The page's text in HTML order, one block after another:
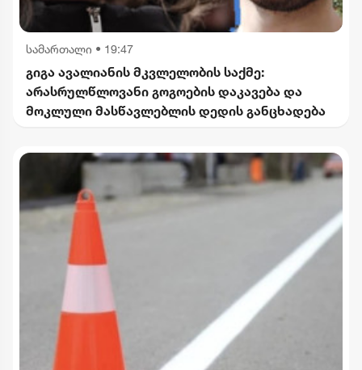
სამართალი • 19:47
გიგა ავალიანის მკვლელობის საქმე:
არასრულწლოვანი გოგოების დაკავება და
მოკლული მასწავლებლის დედის განცხადება